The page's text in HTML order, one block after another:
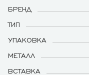
БРЕНД
ТИП
УПАКОВКА
МЕТАЛЛ
ВСТАВКА